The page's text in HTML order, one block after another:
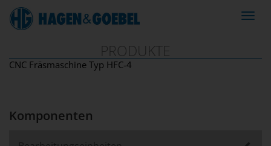
PRODUKTE
CNC Fräsmaschine Typ HFC-4
Komponenten